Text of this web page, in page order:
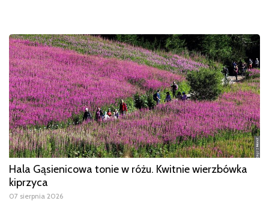
Hala Gąsienicowa tonie w różu. Kwitnie wierzbówka
kiprzyca
07 sierpnia 2026